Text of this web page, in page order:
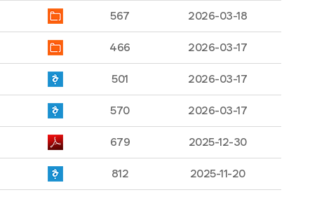
567 2026-03-18
466 2026-03-17
501 2026-03-17
570 2026-03-17
679 2025-12-30
812 2025-11-20